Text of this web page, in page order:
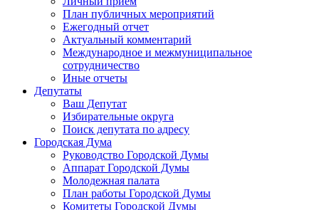
План публичных мероприятий
Ежегодный отчет
Актуальный комментарий
Международное и межмуниципальное
сотрудничество
Иные отчеты
Депутаты
Ваш Депутат
Избирательные округа
Поиск депутата по адресу
Городская Дума
Руководство Городской Думы
Аппарат Городской Думы
Молодежная палата
План работы Городской Думы
Комитеты Городской Думы